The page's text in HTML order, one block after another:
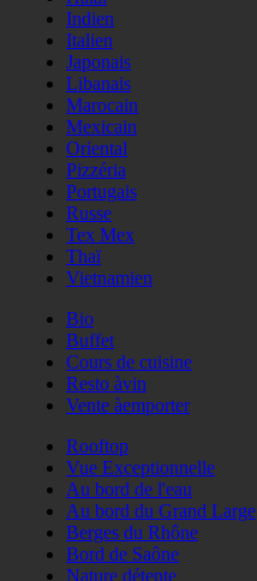
Indien
Italien
Japonais
Libanais
Marocain
Mexicain
Oriental
Pizzéria
Portugais
Russe
Tex Mex
Thaï
Vietnamien
Bio
Buffet
Cours de cuisine
Resto àvin
Vente àemporter
Rooftop
Vue Exceptionnelle
Au bord de l'eau
Au bord du Grand Large
Berges du Rhône
Bord de Saône
Nature détente